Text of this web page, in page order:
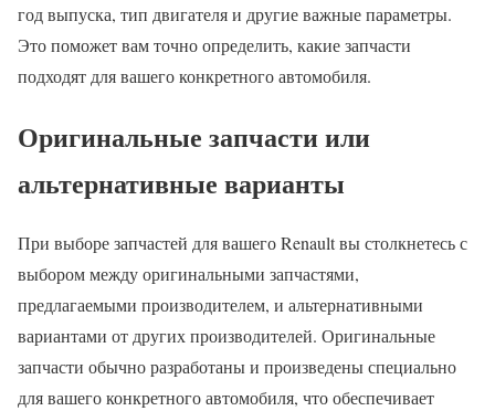
год выпуска, тип двигателя и другие важные параметры.
Это поможет вам точно определить, какие запчасти
подходят для вашего конкретного автомобиля.
Оригинальные запчасти или
альтернативные варианты
При выборе запчастей для вашего Renault вы столкнетесь с
выбором между оригинальными запчастями,
предлагаемыми производителем, и альтернативными
вариантами от других производителей. Оригинальные
запчасти обычно разработаны и произведены специально
для вашего конкретного автомобиля, что обеспечивает